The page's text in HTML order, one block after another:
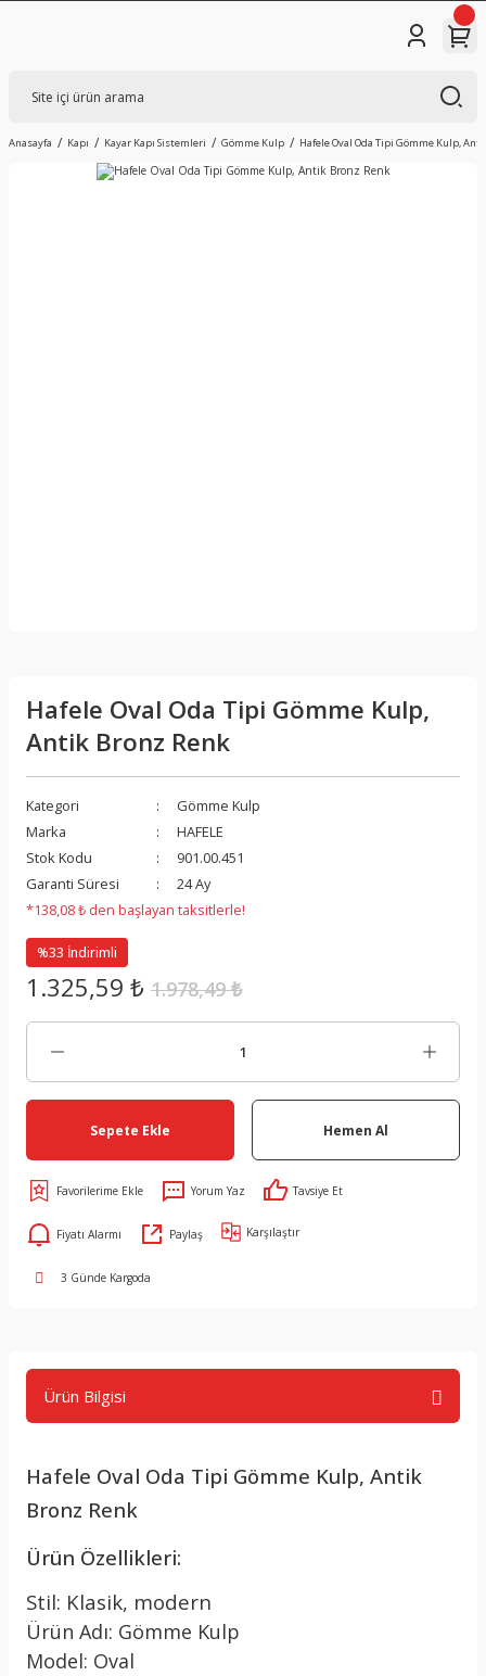
Anasayfa Kapı Kayar Kapı Sistemleri Gömme Kulp Hafele Oval Oda Tipi Gömme Kulp,
Hafele Oval Oda Tipi Gömme Kulp,
Antik Bronz Renk
Kategori
Gömme Kulp
Marka
HAFELE
Stok Kodu
901.00.451
Garanti Süresi
24 Ay
*138,08 ₺ den başlayan taksitlerle!
%33 İndirimli
1.325,59 ₺ 1.978,49 ₺
Sepete Ekle Hemen Al
Yorum Yaz Tavsiye Et
Fiyatı Alarmı Paylaş Karşılaştır
3 Günde Kargoda
Ürün Bilgisi
Hafele Oval Oda Tipi Gömme Kulp, Antik
Bronz Renk
Ürün Özellikleri:
Stil: Klasik, modern
Ürün Adı: Gömme Kulp
Model: Oval